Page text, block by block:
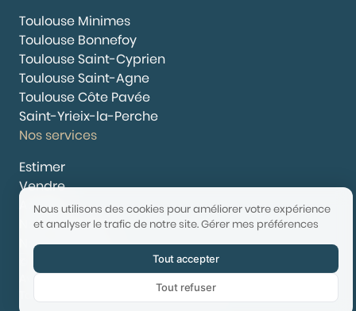
Toulouse Minimes
Toulouse Bonnefoy
Toulouse Saint-Cyprien
Toulouse Saint-Agne
Toulouse Côte Pavée
Saint-Yrieix-la-Perche
Nos services
Estimer
Vendre
Acheter
Nous rejoindre
Nous contacter
© 2025 Booster Immobilier | Tech & Website powered by
Avest
Tarifs
Confidentialité
Nous utilisons des cookies pour améliorer votre expérience
et analyser le trafic de notre site.Gérer mes préférences
Tout accepter
Tout refuser